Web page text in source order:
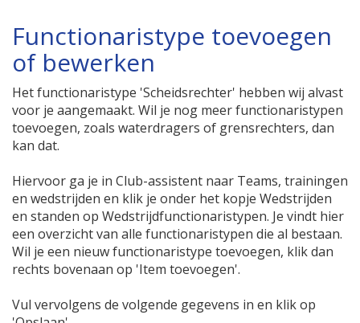
Functionaristype toevoegen
of bewerken
Het functionaristype 'Scheidsrechter' hebben wij alvast
voor je aangemaakt. Wil je nog meer functionaristypen
toevoegen, zoals waterdragers of grensrechters, dan
kan dat.
Hiervoor ga je in Club-assistent naar Teams, trainingen
en wedstrijden en klik je onder het kopje Wedstrijden
en standen op Wedstrijdfunctionaristypen. Je vindt hier
een overzicht van alle functionaristypen die al bestaan.
Wil je een nieuw functionaristype toevoegen, klik dan
rechts bovenaan op 'Item toevoegen'.
Vul vervolgens de volgende gegevens in en klik op